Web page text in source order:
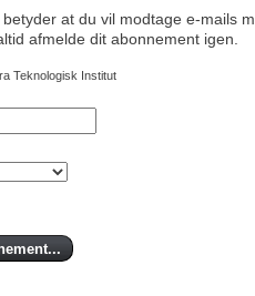
at du vil modtage e-mails
afmelde dit abonnement igen.
Teknologisk Institut